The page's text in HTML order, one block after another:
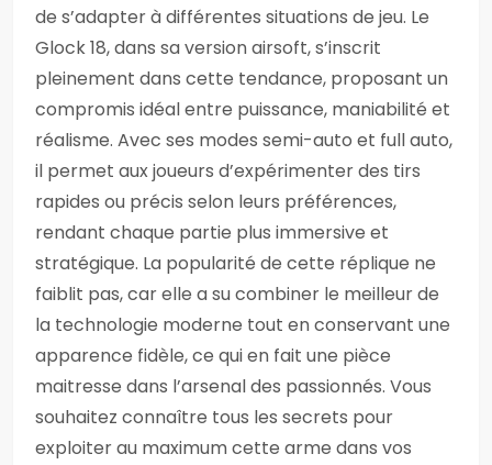
de s’adapter à différentes situations de jeu. Le
Glock 18, dans sa version airsoft, s’inscrit
pleinement dans cette tendance, proposant un
compromis idéal entre puissance, maniabilité et
réalisme. Avec ses modes semi-auto et full auto,
il permet aux joueurs d’expérimenter des tirs
rapides ou précis selon leurs préférences,
rendant chaque partie plus immersive et
stratégique. La popularité de cette réplique ne
faiblit pas, car elle a su combiner le meilleur de
la technologie moderne tout en conservant une
apparence fidèle, ce qui en fait une pièce
maitresse dans l’arsenal des passionnés. Vous
souhaitez connaître tous les secrets pour
exploiter au maximum cette arme dans vos